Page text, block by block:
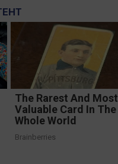
The Rarest And Most
Valuable Card In The
Whole World
Brainberries